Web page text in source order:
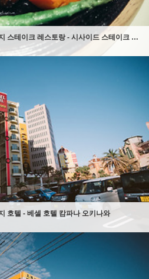
[오키나와2018] 13. 아메리칸 빌리지 스테이크 레스토랑 - 시사이드 스테이크 비피즈(BEEFY'S)
호텔 - 베셀 호텔 캄파나 오키나와